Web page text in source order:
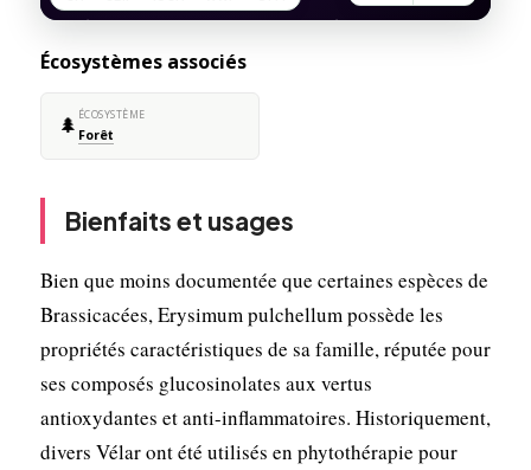
Écosystèmes associés
🌲 ÉCOSYSTÈME
Forêt
Bienfaits et usages
Bien que moins documentée que certaines espèces de
Brassicacées, Erysimum pulchellum possède les
propriétés caractéristiques de sa famille, réputée pour
ses composés glucosinolates aux vertus
antioxydantes et anti-inflammatoires. Historiquement,
divers Vélar ont été utilisés en phytothérapie pour